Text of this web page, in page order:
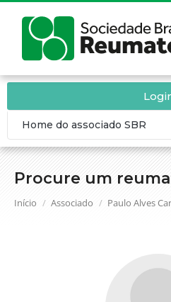
Procure um
Você está aqui:
Início Associado Paulo Alves
Home do associado SBR